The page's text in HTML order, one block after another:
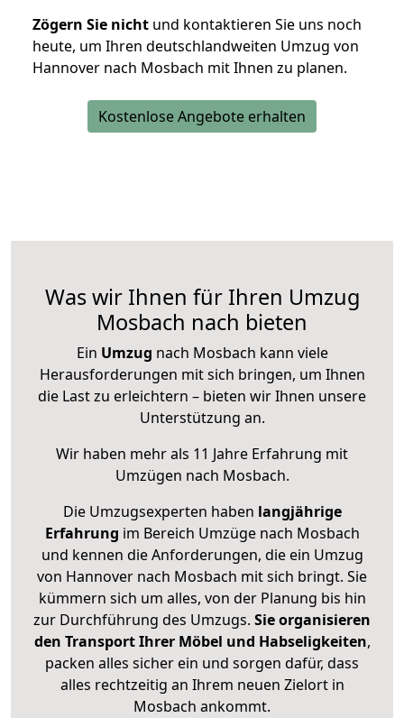
Zögern Sie nicht und kontaktieren Sie uns noch
heute, um Ihren deutschlandweiten Umzug von
Hannover nach Mosbach mit Ihnen zu planen.
Kostenlose Angebote erhalten
Was wir Ihnen für Ihren Umzug
Mosbach nach bieten
Ein Umzug nach Mosbach kann viele
Herausforderungen mit sich bringen, um Ihnen
die Last zu erleichtern – bieten wir Ihnen unsere
Unterstützung an.
Wir haben mehr als 11 Jahre Erfahrung mit
Umzügen nach Mosbach.
Die Umzugsexperten haben langjährige
Erfahrung im Bereich Umzüge nach Mosbach
und kennen die Anforderungen, die ein Umzug
von Hannover nach Mosbach mit sich bringt. Sie
kümmern sich um alles, von der Planung bis hin
zur Durchführung des Umzugs. Sie organisieren
den Transport Ihrer Möbel und Habseligkeiten,
packen alles sicher ein und sorgen dafür, dass
alles rechtzeitig an Ihrem neuen Zielort in
Mosbach ankommt.